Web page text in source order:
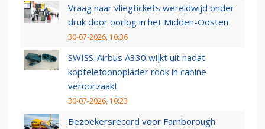
Vraag naar vliegtickets wereldwijd onder
druk door oorlog in het Midden-Oosten
30-07-2026, 10:36
SWISS-Airbus A330 wijkt uit nadat
koptelefoonoplader rook in cabine
veroorzaakt
30-07-2026, 10:23
Bezoekersrecord voor Farnborough